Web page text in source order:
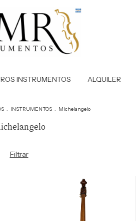
INSTRUMENTOS ALQUILER
. INSTRUMENTOS . Michelangelo
Filtrar